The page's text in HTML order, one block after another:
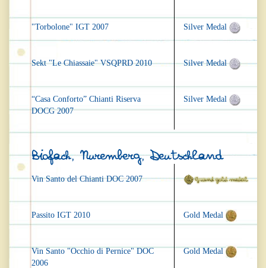
"Torbolone" IGT 2007
Sekt "Le Chiassaie" VSQPRD 2010
“Casa Conforto” Chianti Riserva
DOCG 2007
Silver Medal
Silver Medal
Silver Medal
Biofach, Nuremberg, Deutschland
Vin Santo del Chianti DOC 2007
Passito IGT 2010
Vin Santo "Occhio di Pernice" DOC
2006
Gold Medal
Gold Medal